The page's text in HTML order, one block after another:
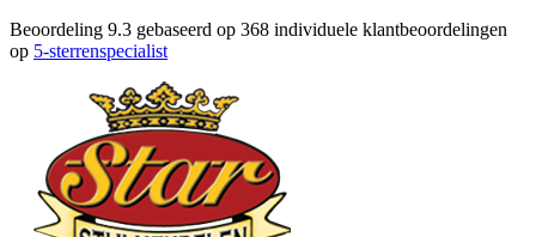
Beoordeling 9.3 gebaseerd op 368 individuele klantbeoordelingen
op 5-sterrenspecialist